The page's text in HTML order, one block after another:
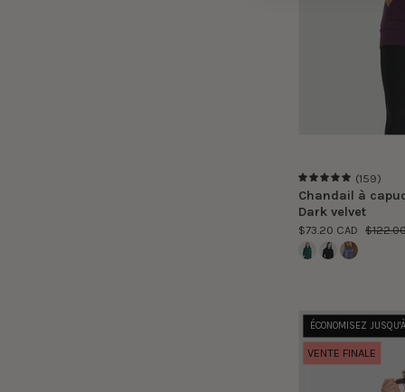
5.0
(159)
Chandail à
Dark velvet
$73.20 CAD
ÉCONOMISEZ
VENTE FINALE